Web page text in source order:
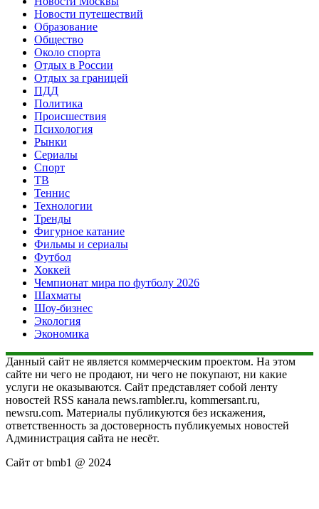
Новости путешествий
Образование
Общество
Около спорта
Отдых в России
Отдых за границей
ПДД
Политика
Происшествия
Психология
Рынки
Сериалы
Спорт
ТВ
Теннис
Технологии
Тренды
Фигурное катание
Фильмы и сериалы
Футбол
Хоккей
Чемпионат мира по футболу 2026
Шахматы
Шоу-бизнес
Экология
Экономика
Данный сайт не является коммерческим проектом. На этом
сайте ни чего не продают, ни чего не покупают, ни какие
услуги не оказываются. Сайт представляет собой ленту
новостей RSS канала news.rambler.ru, kommersant.ru,
newsru.com. Материалы публикуются без искажения,
ответственность за достоверность публикуемых новостей
Администрация сайта не несёт.
Сайт от bmb1 @ 2024